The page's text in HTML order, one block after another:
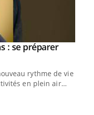
: se préparer
rythme de vie !
en plein air…